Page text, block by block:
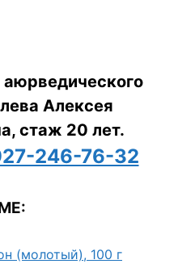
аюрведического
Алексея
стаж 20 лет.
246-76-32
(молотый), 100 г